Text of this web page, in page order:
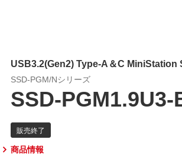
USB3.2(Gen2) Type-A＆C MiniStation
SSD-PGM/Nシリーズ
SSD-PGM1.9U3-
商品情報